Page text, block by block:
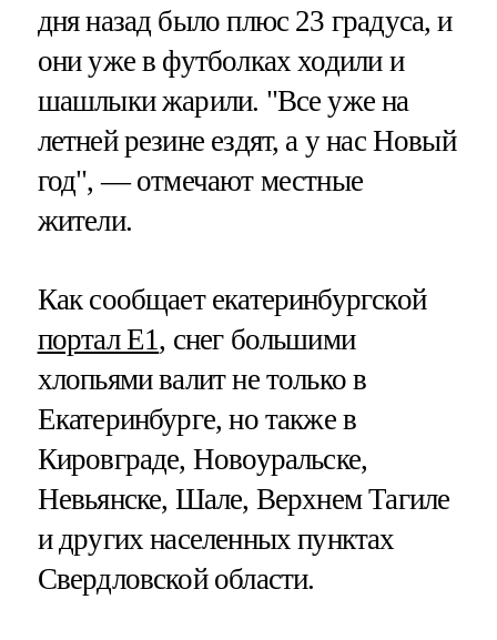
дня назад было плюс 23 градуса, и
они уже в футболках ходили и
шашлыки жарили. "Все уже на
летней резине ездят, а у нас Новый
год", — отмечают местные
жители.
Как сообщает екатеринбургской
портал E1, снег большими
хлопьями валит не только в
Екатеринбурге, но также в
Кировграде, Новоуральске,
Невьянске, Шале, Верхнем Тагиле
и других населенных пунктах
Свердловской области.